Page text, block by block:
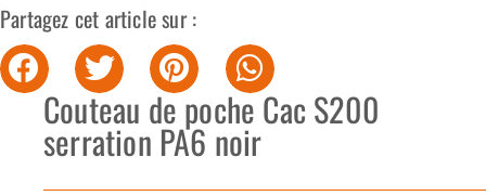
Partagez cet article sur :
Couteau de poche Cac S200
serration PA6 noir